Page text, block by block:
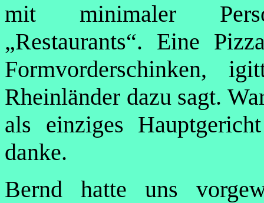
mit minimaler
„Restaurants“. Eine
Rheinländer dazu sagt.
als einziges
danke.
Bernd hatte uns